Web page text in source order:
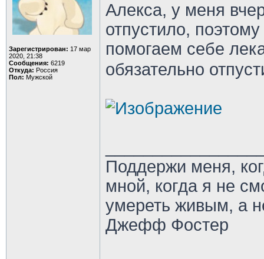
Зарегистрирован: 17 мар
2020, 21:38
Сообщения: 6219
Откуда: Россия
Пол: Мужской
Алекса, у меня
отпустило,
помогаем себе
обязательно
Поддержи меня,
мной, когда я не
умереть живым, а
Джефф Фостер